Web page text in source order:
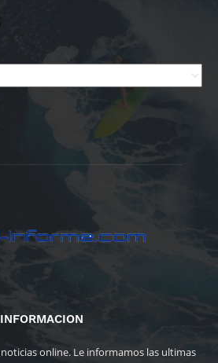
INFORMACION
online. Le informamos las ultimas